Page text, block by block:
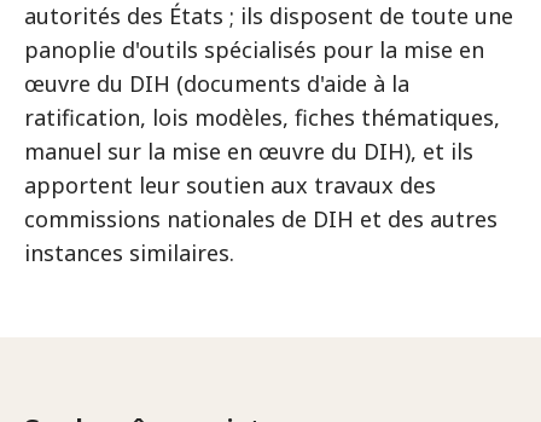
autorités des États ; ils disposent de toute une
panoplie d'outils spécialisés pour la mise en
œuvre du DIH (documents d'aide à la
ratification, lois modèles, fiches thématiques,
manuel sur la mise en œuvre du DIH), et ils
apportent leur soutien aux travaux des
commissions nationales de DIH et des autres
instances similaires.